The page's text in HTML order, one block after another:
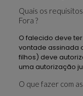
Quais os
Fora ?
O falecido deve
vontade assinada
filhos) deve
uma autorização
O que fazer com